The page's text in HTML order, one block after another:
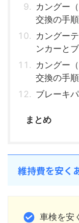
カングー
交換の手
カングー
ンカーと
カングー
交換の手
ブレーキ
まとめ
維持費を安く
車検を安